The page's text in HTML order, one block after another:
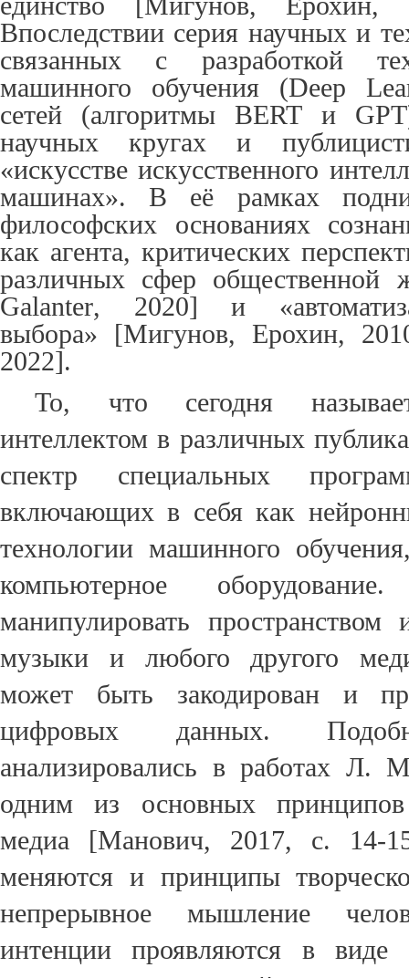
Впоследствии серия научных и
связанных с разработкой
машинного обучения (Deep
сетей (алгоритмы BERT и GPT
научных кругах и
«искусстве искусственного
машинах». В её рамках
философских основаниях
как агента, критических
различных сфер общественной
Galanter, 2020] и
выбора» [Мигунов, Ерохин,
2022].
То, что сегодня
интеллектом в различных
спектр специальных
включающих в себя как
технологии машинного
компьютерное
манипулировать пространством
музыки и любого другого
может быть закодирован и
цифровых данных.
анализировались в работах Л.
одним из основных
медиа [Манович, 2017, с. 14-
меняются и принципы
непрерывное мышление
интенции проявляются в виде